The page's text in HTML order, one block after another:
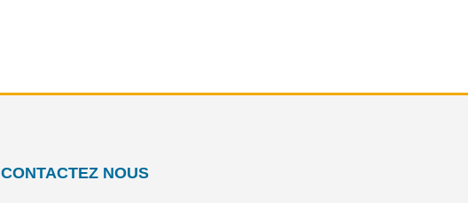
CONTACTEZ NOUS